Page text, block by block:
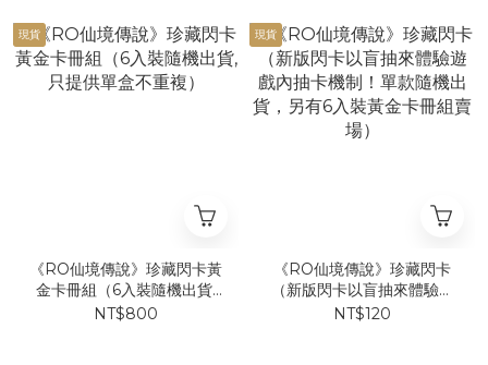
現貨
《RO仙境傳說》珍藏閃卡黃
金卡冊組（6入裝隨機出貨,
只提供單盒不重複）
NT$800
現貨
《RO仙境傳說》珍藏閃卡
（新版閃卡以盲抽來體驗遊
戲內抽卡機制！單款隨機出
NT$120